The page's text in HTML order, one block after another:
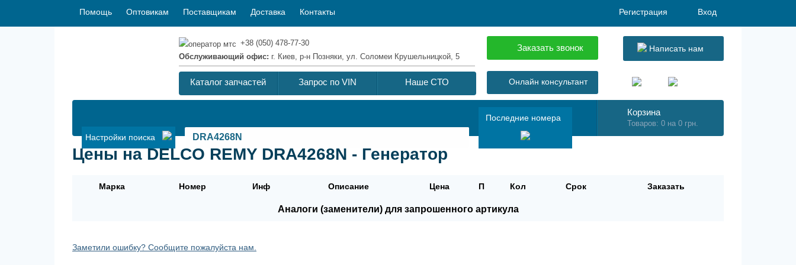
Помощь Оптовикам Поставщикам Доставка Контакты Регистрация Вход
+38 (050) 478-77-30
Обслуживающий офис: г. Киев, р-н Позняки, ул. Соломеи Крушельницкой, 5
Каталог запчастей Запрос по VIN Наше СТО
Написать нам
Заказать звонок
Онлайн консультант
Настройки поиска
Последние номера
Корзина
Товаров: 0 на 0 грн.
Цены на DELCO REMY DRA4268N - Генератор
Марка Номер Инф Описание Цена П Кол Срок Заказать
Аналоги (заменители) для запрошенного артикула
Заметили ошибку? Сообщите пожалуйста нам.